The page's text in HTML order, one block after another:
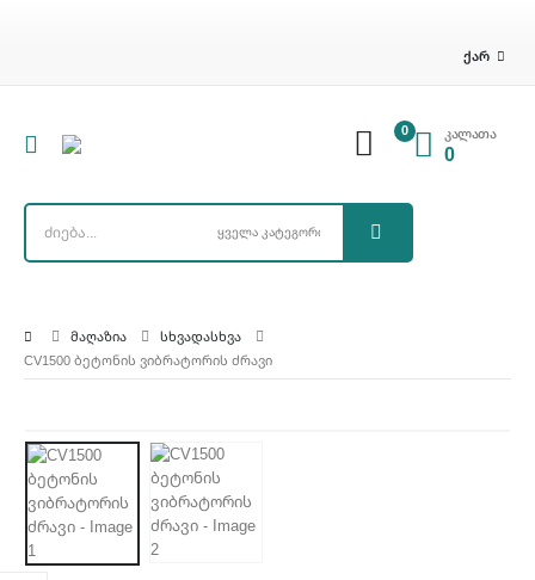
ᲥᲐᲠ
0 კალათა
0
ᲛᲐᲦᲐᲖᲘᲐ
ᲡᲮᲕᲐᲓᲐᲡᲮᲕᲐ
CV1500 ᲑᲔᲢᲝᲜᲘᲡ ᲕᲘᲑᲠᲐᲢᲝᲠᲘᲡ ᲫᲠᲐᲕᲘ